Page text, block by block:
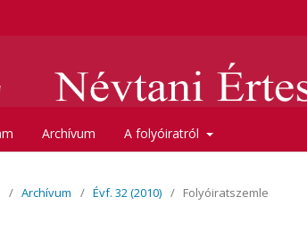
Archívum A folyóiratról
/ Archívum / Évf. 32 (2010) / Folyóiratszemle